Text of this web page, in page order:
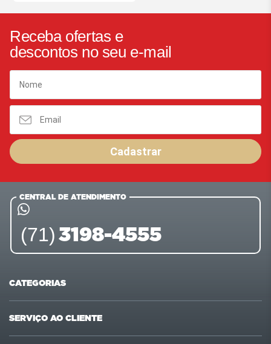
Receba ofertas e
descontos no seu e-mail
Cadastrar
CENTRAL DE ATENDIMENTO
(71)3198-4555
CATEGORIAS
Carnes
Pet Shop
SERVIÇO AO CLIENTE